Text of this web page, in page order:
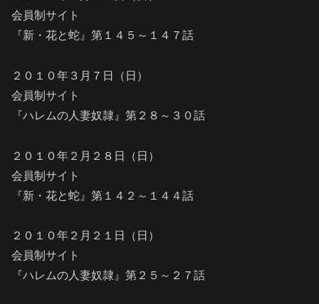
会員制サイト
『新・花と蛇』第１４５～１４７話
２０１０年３月７日（日）
会員制サイト
『ハレムの人妻奴隷』第２８～３０話
２０１０年２月２８日（日）
会員制サイト
『新・花と蛇』第１４２～１４４話
２０１０年２月２１日（日）
会員制サイト
『ハレムの人妻奴隷』第２５～２７話